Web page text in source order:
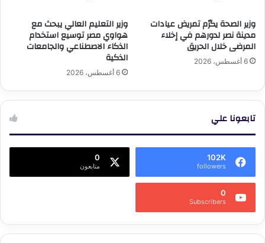
وزير الصحة يكرّم تمريض عيادات
مدينة نصر لدورهم في إخلاء
المرضى خلال الحريق
6 أغسطس، 2026
وزير التعليم العالي يبحث مع
هواوي مصر توسيع استخدام
الذكاء الاصطناعي والجامعات
الذكية
6 أغسطس، 2026
تابعونا علي
102K
followers
0
متابعون
0
Subscribers